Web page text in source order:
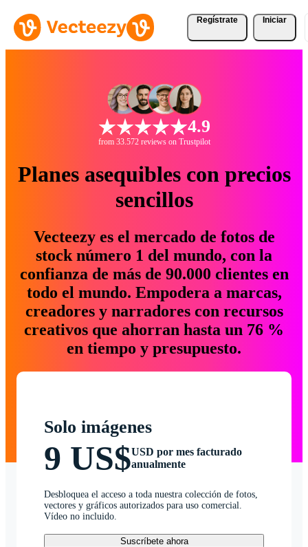
Regístrate Iniciar
4.9
from 33.572 reviews on Trustpilot
Planes asequibles con precios
sencillos
Vecteezy es el mercado de fotos de
stock número 1 del mundo, con la
confianza de más de 90.000 clientes en
todo el mundo. Empodera a marcas,
creadores y narradores con recursos
creativos que ahorran hasta un 76 %
en tiempo y presupuesto.
Solo imágenes
9 US$USD por mes facturado
anualmente
Desbloquea el acceso a toda nuestra colección de fotos,
vectores y gráficos autorizados para uso comercial.
Vídeo no incluido.
Suscríbete ahora